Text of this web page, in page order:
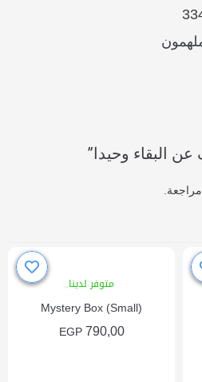
البقاء وحيدا”
متوفر لدينا
Mystery Box (Small)
790,00
EGP